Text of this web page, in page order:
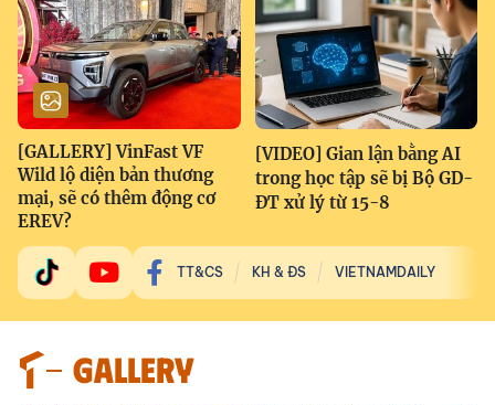
[GALLERY] VinFast VF
Wild lộ diện bản thương
mại, sẽ có thêm động cơ
EREV?
[VIDEO] Gian lận bằng AI
trong học tập sẽ bị Bộ GD-
ĐT xử lý từ 15-8
TT&CS KH & ĐS VIETNAMDAILY
GALLERY